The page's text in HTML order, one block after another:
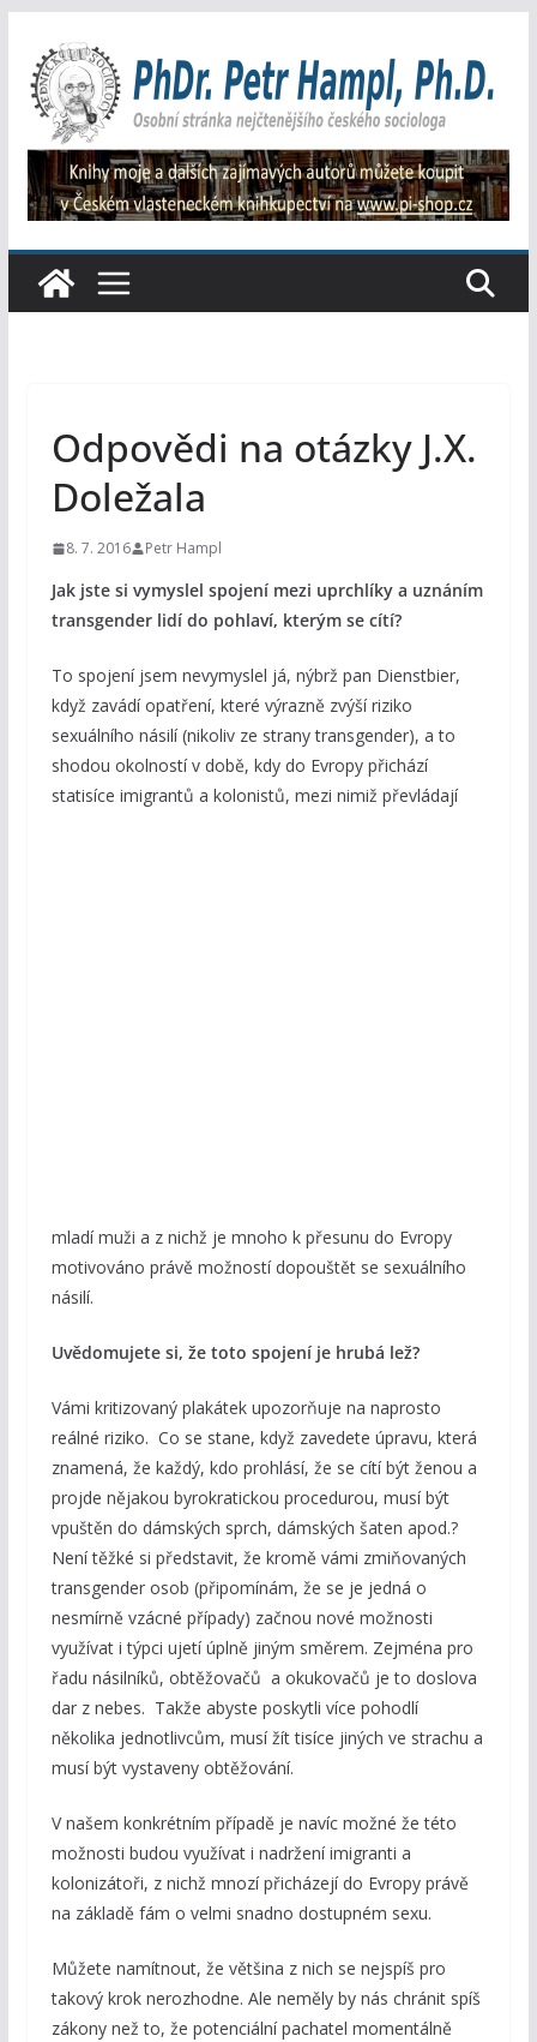
obsah
Odpovědi na otázky J.X.
Doležala
8. 7. 2016 Petr Hampl
Jak jste si vymyslel spojení mezi uprchlíky a uznáním
transgender lidí do pohlaví, kterým se cítí?
To spojení jsem nevymyslel já, nýbrž pan Dienstbier,
když zavádí opatření, které výrazně zvýší riziko
sexuálního násilí (nikoliv ze strany transgender), a to
shodou okolností v době, kdy do Evropy přichází
statisíce imigrantů a kolonistů, mezi nimiž převládají
mladí muži a z nichž je mnoho k přesunu do Evropy
motivováno právě možností dopouštět se sexuálního
násilí.
Uvědomujete si, že toto spojení je hrubá lež?
Vámi kritizovaný plakátek upozorňuje na naprosto
reálné riziko. Co se stane, když zavedete úpravu, která
znamená, že každý, kdo prohlásí, že se cítí být ženou a
projde nějakou byrokratickou procedurou, musí být
vpuštěn do dámských sprch, dámských šaten apod.?
Není těžké si představit, že kromě vámi zmiňovaných
transgender osob (připomínám, že se je jedná o
nesmírně vzácné případy) začnou nové možnosti
využívat i týpci ujetí úplně jiným směrem. Zejména pro
řadu násilníků, obtěžovačů a okukovačů je to doslova
dar z nebes. Takže abyste poskytli více pohodlí
několika jednotlivcům, musí žít tisíce jiných ve strachu a
musí být vystaveny obtěžování.
V našem konkrétním případě je navíc možné že této
možnosti budou využívat i nadržení imigranti a
kolonizátoři, z nichž mnozí přicházejí do Evropy právě
na základě fám o velmi snadno dostupném sexu.
Můžete namítnout, že většina z nich se nejspíš pro
takový krok nerozhodne. Ale neměly by nás chránit spíš
zákony než to, že potenciální pachatel momentálně